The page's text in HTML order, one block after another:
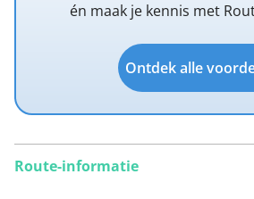
én maak je kennis met
Ontdek alle
Route-informatie